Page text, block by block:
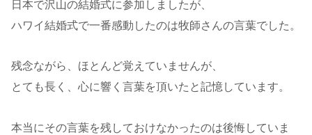
日本で沢山の結婚式に参加しましたが、
ハワイ結婚式で一番感動したのは牧師さんの言葉でした。
残念ながら、ほとんど覚えていませんが、
とても長く、心に響く言葉を頂いたと記憶しています。
本当にその言葉を残しておけなかったのは後悔していま